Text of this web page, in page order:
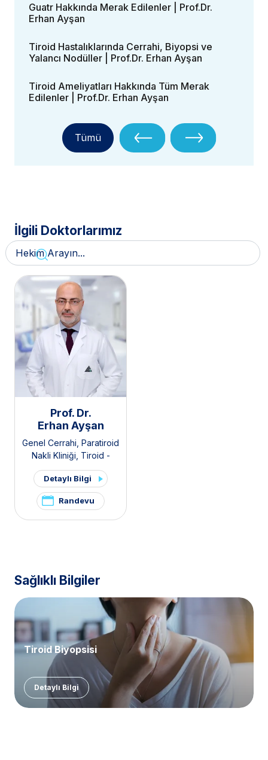
Guatr Hakkında Merak Edilenler | Prof.Dr.
Erhan Ayşan
Tiroid Hastalıklarında Cerrahi, Biyopsi ve
Yalancı Nodüller | Prof.Dr. Erhan Ayşan
Tiroid Ameliyatları Hakkında Tüm Merak
Edilenler | Prof.Dr. Erhan Ayşan
Tümü
İlgili Doktorlarımız
Prof. Dr.
Erhan Ayşan
Genel Cerrahi, Paratiroid
Nakli Kliniği, Tiroid -
Paratiroid Hastalıkları ve
Cerrahisi Kliniği,Endokrin
Cerrahisi
Detaylı Bilgi
Randevu
Sağlıklı Bilgiler
Tiroid Biyopsisi
Detaylı Bilgi